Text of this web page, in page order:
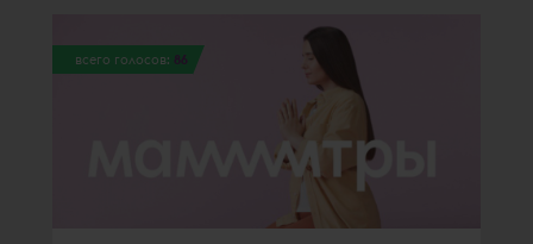
всего голосов: 86